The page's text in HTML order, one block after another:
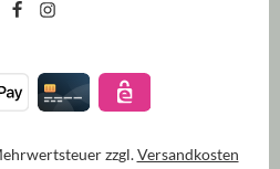
zzgl.Versandkosten